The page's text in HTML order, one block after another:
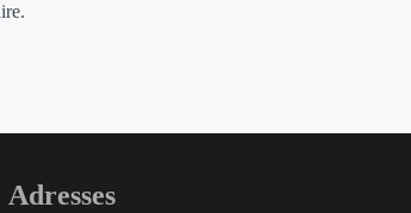
Adresses